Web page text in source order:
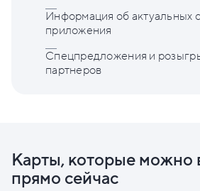
Информация об актуальных
приложения
Спецпредложения и
партнеров
Карты, которые можно
прямо сейчас